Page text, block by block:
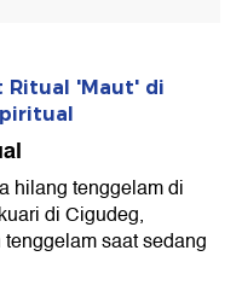
Ritual 'Maut' di
hilang tenggelam di
di Cigudeg,
saat sedang